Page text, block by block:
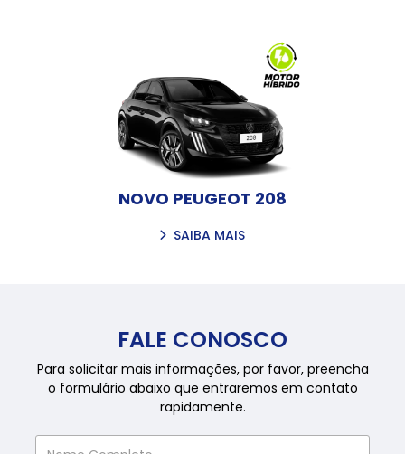
NOVO PEUGEOT 208
SAIBA MAIS
FALE CONOSCO
Para solicitar mais informações, por favor, preencha
o formulário abaixo que entraremos em contato
rapidamente.